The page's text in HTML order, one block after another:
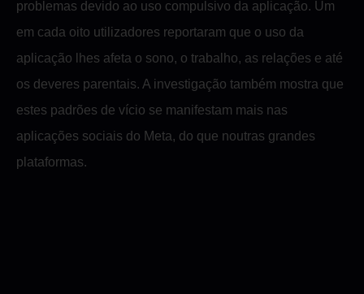
problemas devido ao uso compulsivo da aplicação. Um
em cada oito utilizadores reportaram que o uso da
aplicação lhes afeta o sono, o trabalho, as relações e até
os deveres parentais. A investigação também mostra que
estes padrões de vício se manifestam mais nas
aplicações sociais do Meta, do que noutras grandes
plataformas.